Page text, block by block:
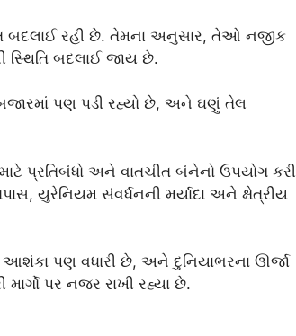
રહી છે. તેમના અનુસાર, તેઓ નજીક
બદલાઈ જાય છે.
પણ પડી રહ્યો છે, અને ઘણું તેલ
પ્રતિબંધો અને વાતચીત બંનેનો ઉપયોગ કરી
યુરેનિયમ સંવર્ધનની મર્યાદા અને ક્ષેત્રીય
આશંકા પણ વધારી છે, અને દુનિયાભરના ઊર્જા
પર નજર રાખી રહ્યા છે.